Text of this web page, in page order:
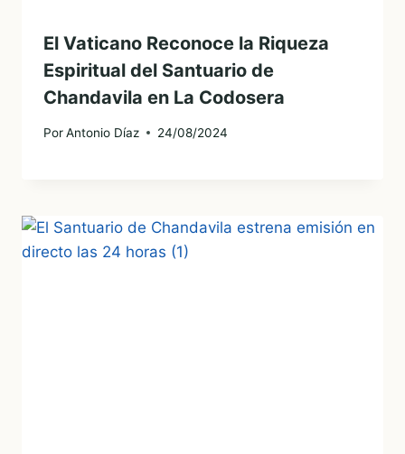
El Vaticano Reconoce la Riqueza
Espiritual del Santuario de
Chandavila en La Codosera
PorAntonio Díaz 24/08/2024